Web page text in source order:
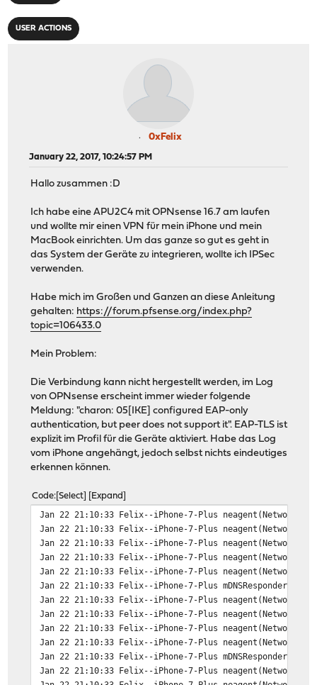
USER ACTIONS
0xFelix
January 22, 2017, 10:24:57 PM
Hallo zusammen :D
Ich habe eine APU2C4 mit OPNsense 16.7 am laufen
und wollte mir einen VPN für mein iPhone und mein
MacBook einrichten. Um das ganze so gut es geht in
das System der Geräte zu integrieren, wollte ich IPSec
verwenden.
Habe mich im Großen und Ganzen an diese Anleitung
gehalten: https://forum.pfsense.org/index.php?
topic=106433.0
Mein Problem:
Die Verbindung kann nicht hergestellt werden, im Log
von OPNsense erscheint immer wieder folgende
Meldung: "charon: 05[IKE] configured EAP-only
authentication, but peer does not support it". EAP-TLS ist
explizit im Profil für die Geräte aktiviert. Habe das Log
vom iPhone angehängt, jedoch selbst nichts eindeutiges
erkennen können.
Code Select Expand
Jan 22 21:10:33 Felix--iPhone-7-Plus
Jan 22 21:10:33 Felix--iPhone-7-Plus
Jan 22 21:10:33 Felix--iPhone-7-Plus
Jan 22 21:10:33 Felix--iPhone-7-Plus
Jan 22 21:10:33 Felix--iPhone-7-Plus
Jan 22 21:10:33 Felix--iPhone-7-Plus
Jan 22 21:10:33 Felix--iPhone-7-Plus
Jan 22 21:10:33 Felix--iPhone-7-Plus
Jan 22 21:10:33 Felix--iPhone-7-Plus
Jan 22 21:10:33 Felix--iPhone-7-Plus
Jan 22 21:10:33 Felix--iPhone-7-Plus
Jan 22 21:10:33 Felix--iPhone-7-Plus